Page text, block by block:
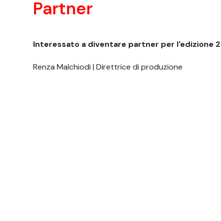
Partner
Interessato a diventare partner per l'edizione
Renza Malchiodi | Direttrice di produzione